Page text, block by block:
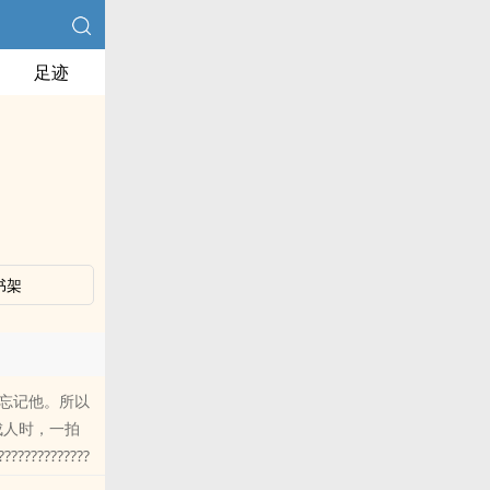
足迹
架
记他。所以
时，一拍
第一个位